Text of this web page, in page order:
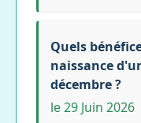
Quels
naissance
décembre ?
le 29 Juin 2026